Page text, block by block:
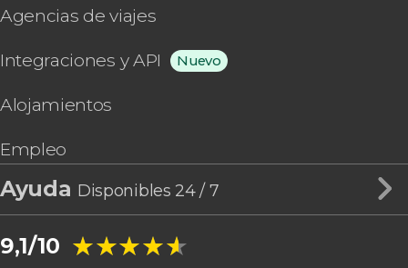
Agencias de viajes
Integraciones y API Nuevo
Alojamientos
Empleo
Ayuda Disponibles 24 / 7
9,1/10 ★★★★★
★★★★★